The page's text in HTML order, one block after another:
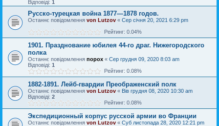
Відповіді: 1
Русско-турецкая война 1877—1878 годов.
Останнє повідомлення von Lutzov « Сер січня 20, 2021 6:29 pm
Рейтинг: 0.04%
1901. Празднование юбилея 44-го драг. Нижегородского
полка
Останнє повідомлення порох « Сер грудня 09, 2020 8:03 am
Відповіді: 1
Рейтинг: 0.08%
1882-1891. Лейб-гвардии Преображенский полк
Останнє повідомлення von Lutzov « Вів грудня 08, 2020 10:30 am
Відповіді: 2
Рейтинг: 0.08%
Экспедиционный корпус русской армии во Франции
Останнє повідомлення von Lutzov « Суб листопада 28, 2020 12:21 pm